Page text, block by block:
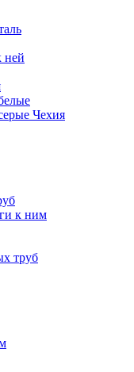
ней
Чехия
к ним
труб